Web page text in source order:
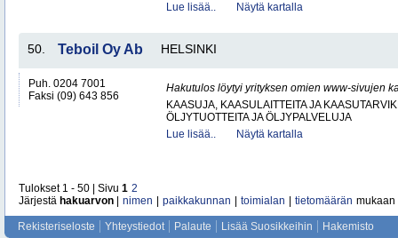
Lue lisää..
Näytä kartalla
50. Teboil Oy Ab HELSINKI
Puh. 0204 7001
Faksi (09) 643 856
Hakutulos löytyi yrityksen omien www-sivujen
KAASUJA, KAASULAITTEITA JA
ÖLJYTUOTTEITA JA ÖLJYPALVELUJA
Lue lisää..
Näytä kartalla
Tulokset 1 - 50 | Sivu 1 2
Järjestä hakuarvon nimen paikkakunnan toimialan tietomäärän mukaan
Rekisteriseloste Yhteystiedot Palaute Lisää Suosikkeihin Hakemisto